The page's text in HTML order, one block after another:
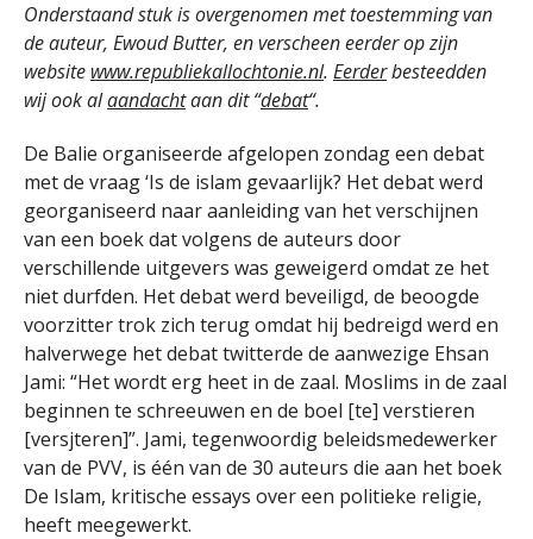
Onderstaand stuk is overgenomen met toestemming van
de auteur, Ewoud Butter, en verscheen eerder op zijn
website www.republiekallochtonie.nl. Eerderbesteedden
wij ook alaandachtaan dit “debat“.
De Balie organiseerde afgelopen zondag een debat
met de vraag ‘Is de islam gevaarlijk? Het debat werd
georganiseerd naar aanleiding van het verschijnen
van een boek dat volgens de auteurs door
verschillende uitgevers was geweigerd omdat ze het
niet durfden. Het debat werd beveiligd, de beoogde
voorzitter trok zich terug omdat hij bedreigd werd en
halverwege het debat twitterde de aanwezige Ehsan
Jami: “Het wordt erg heet in de zaal. Moslims in de zaal
beginnen te schreeuwen en de boel [te] verstieren
[versjteren]”. Jami, tegenwoordig beleidsmedewerker
van de PVV, is één van de 30 auteurs die aan het boek
De Islam, kritische essays over een politieke religie,
heeft meegewerkt.